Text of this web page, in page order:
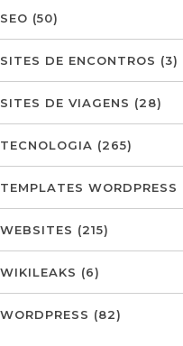
SEO (50)
SITES DE ENCONTROS (3)
SITES DE VIAGENS (28)
TECNOLOGIA (265)
TEMPLATES WORDPRESS
WEBSITES (215)
WIKILEAKS (6)
WORDPRESS (82)